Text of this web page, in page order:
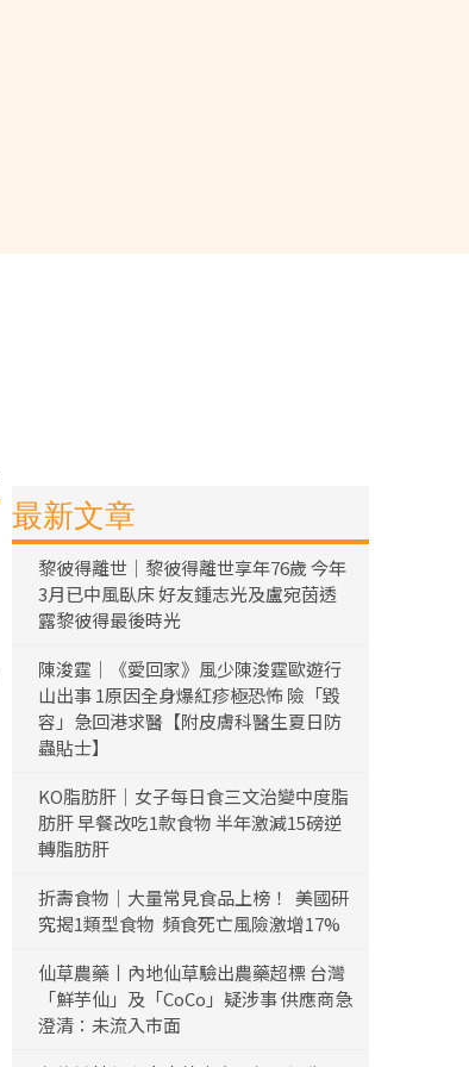
最新文章
黎彼得離世｜黎彼得離世享年76歲 今年
3月已中風臥床 好友鍾志光及盧宛茵透
露黎彼得最後時光
陳浚霆｜《愛回家》風少陳浚霆歐遊行
山出事 1原因全身爆紅疹極恐怖 險「毀
容」急回港求醫【附皮膚科醫生夏日防
蟲貼士】
KO脂肪肝｜女子每日食三文治變中度脂
肪肝 早餐改吃1款食物 半年激減15磅逆
轉脂肪肝
折壽食物｜大量常見食品上榜！ 美國研
究揭1類型食物 頻食死亡風險激增17%
仙草農藥丨內地仙草驗出農藥超標 台灣
「鮮芋仙」及「CoCo」疑涉事 供應商急
澄清：未流入市面